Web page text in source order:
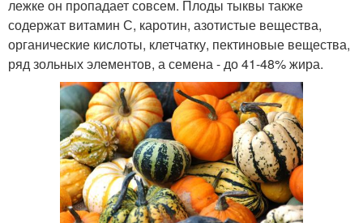
лежке он пропадает совсем. Плоды тыквы также
содержат витамин С, каротин, азотистые вещества,
органические кислоты, клетчатку, пектиновые вещества,
ряд зольных элементов, а семена - до 41-48% жира.